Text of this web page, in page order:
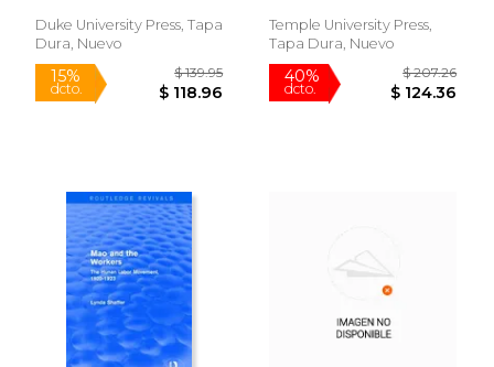
40%
dcto. $ 47.88
15%
Scott
Duke University Press, Tapa
Dura, Nuevo
Temple University Press,
Tapa Dura, Nuevo